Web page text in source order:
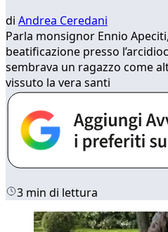
di Andrea Ceredani
Parla monsignor Ennio
beatificazione presso
sembrava un ragazzo come
vissuto la vera santi
3 min di lettura